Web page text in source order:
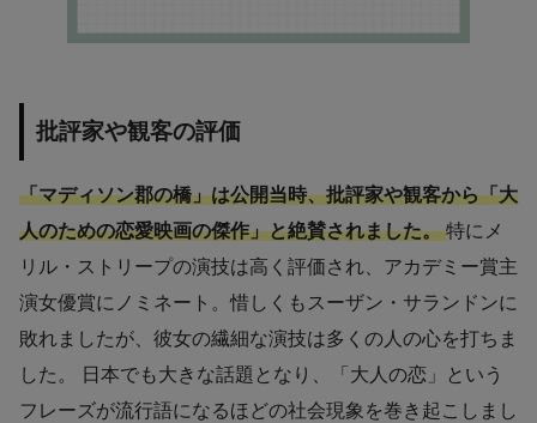
批評家や観客の評価
「マディソン郡の橋」は公開当時、批評家や観客から「大
人のための恋愛映画の傑作」と絶賛されました。特にメ
リル・ストリープの演技は高く評価され、アカデミー賞主
演女優賞にノミネート。惜しくもスーザン・サランドンに
敗れましたが、彼女の繊細な演技は多くの人の心を打ちま
した。 日本でも大きな話題となり、「大人の恋」という
フレーズが流行語になるほどの社会現象を巻き起こしまし